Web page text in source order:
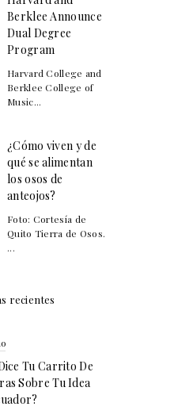
Berklee Announce
Dual Degree
Program
Harvard College and
Berklee College of
Music...
¿Cómo viven y de
qué se alimentan
los osos de
anteojos?
Foto: Cortesía de
Quito Tierra de Osos.
...
recientes
Tu Carrito De
Sobre Tu Idea